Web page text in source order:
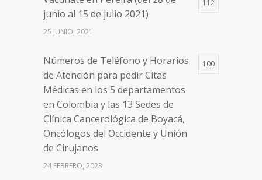
Clínica Cancerológica de Boyacá,
Oncólogos del Occidente y Unión
de Cirujanos
junio al 15 de julio 2021)
112
25 JUNIO, 2021
Números de Teléfono y Horarios
de Atención para pedir Citas
Médicas en los 5 departamentos
en Colombia y las 13 Sedes de
Clínica Cancerológica de Boyacá,
Oncólogos del Occidente y Unión
de Cirujanos
100
24 FEBRERO, 2023